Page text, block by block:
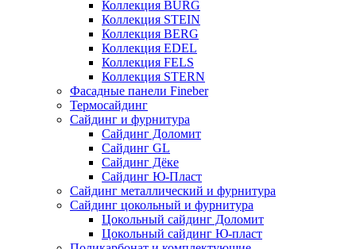
Коллекция BURG
Коллекция STEIN
Коллекция BERG
Коллекция EDEL
Коллекция FELS
Коллекция STERN
Фасадные панели Fineber
Термосайдинг
Сайдинг и фурнитура
Сайдинг Доломит
Сайдинг GL
Сайдинг Дёке
Сайдинг Ю-Пласт
Сайдинг металлический и фурнитура
Сайдинг цокольный и фурнитура
Цокольный сайдинг Доломит
Цокольный сайдинг Ю-пласт